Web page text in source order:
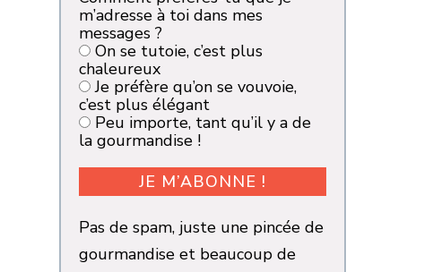
m’adresse à toi dans mes
messages ?
On se tutoie, c’est plus
chaleureux
Je préfère qu’on se vouvoie,
c’est plus élégant
la gourmandise !
Pas de spam, juste une pincée de
gourmandise et beaucoup de